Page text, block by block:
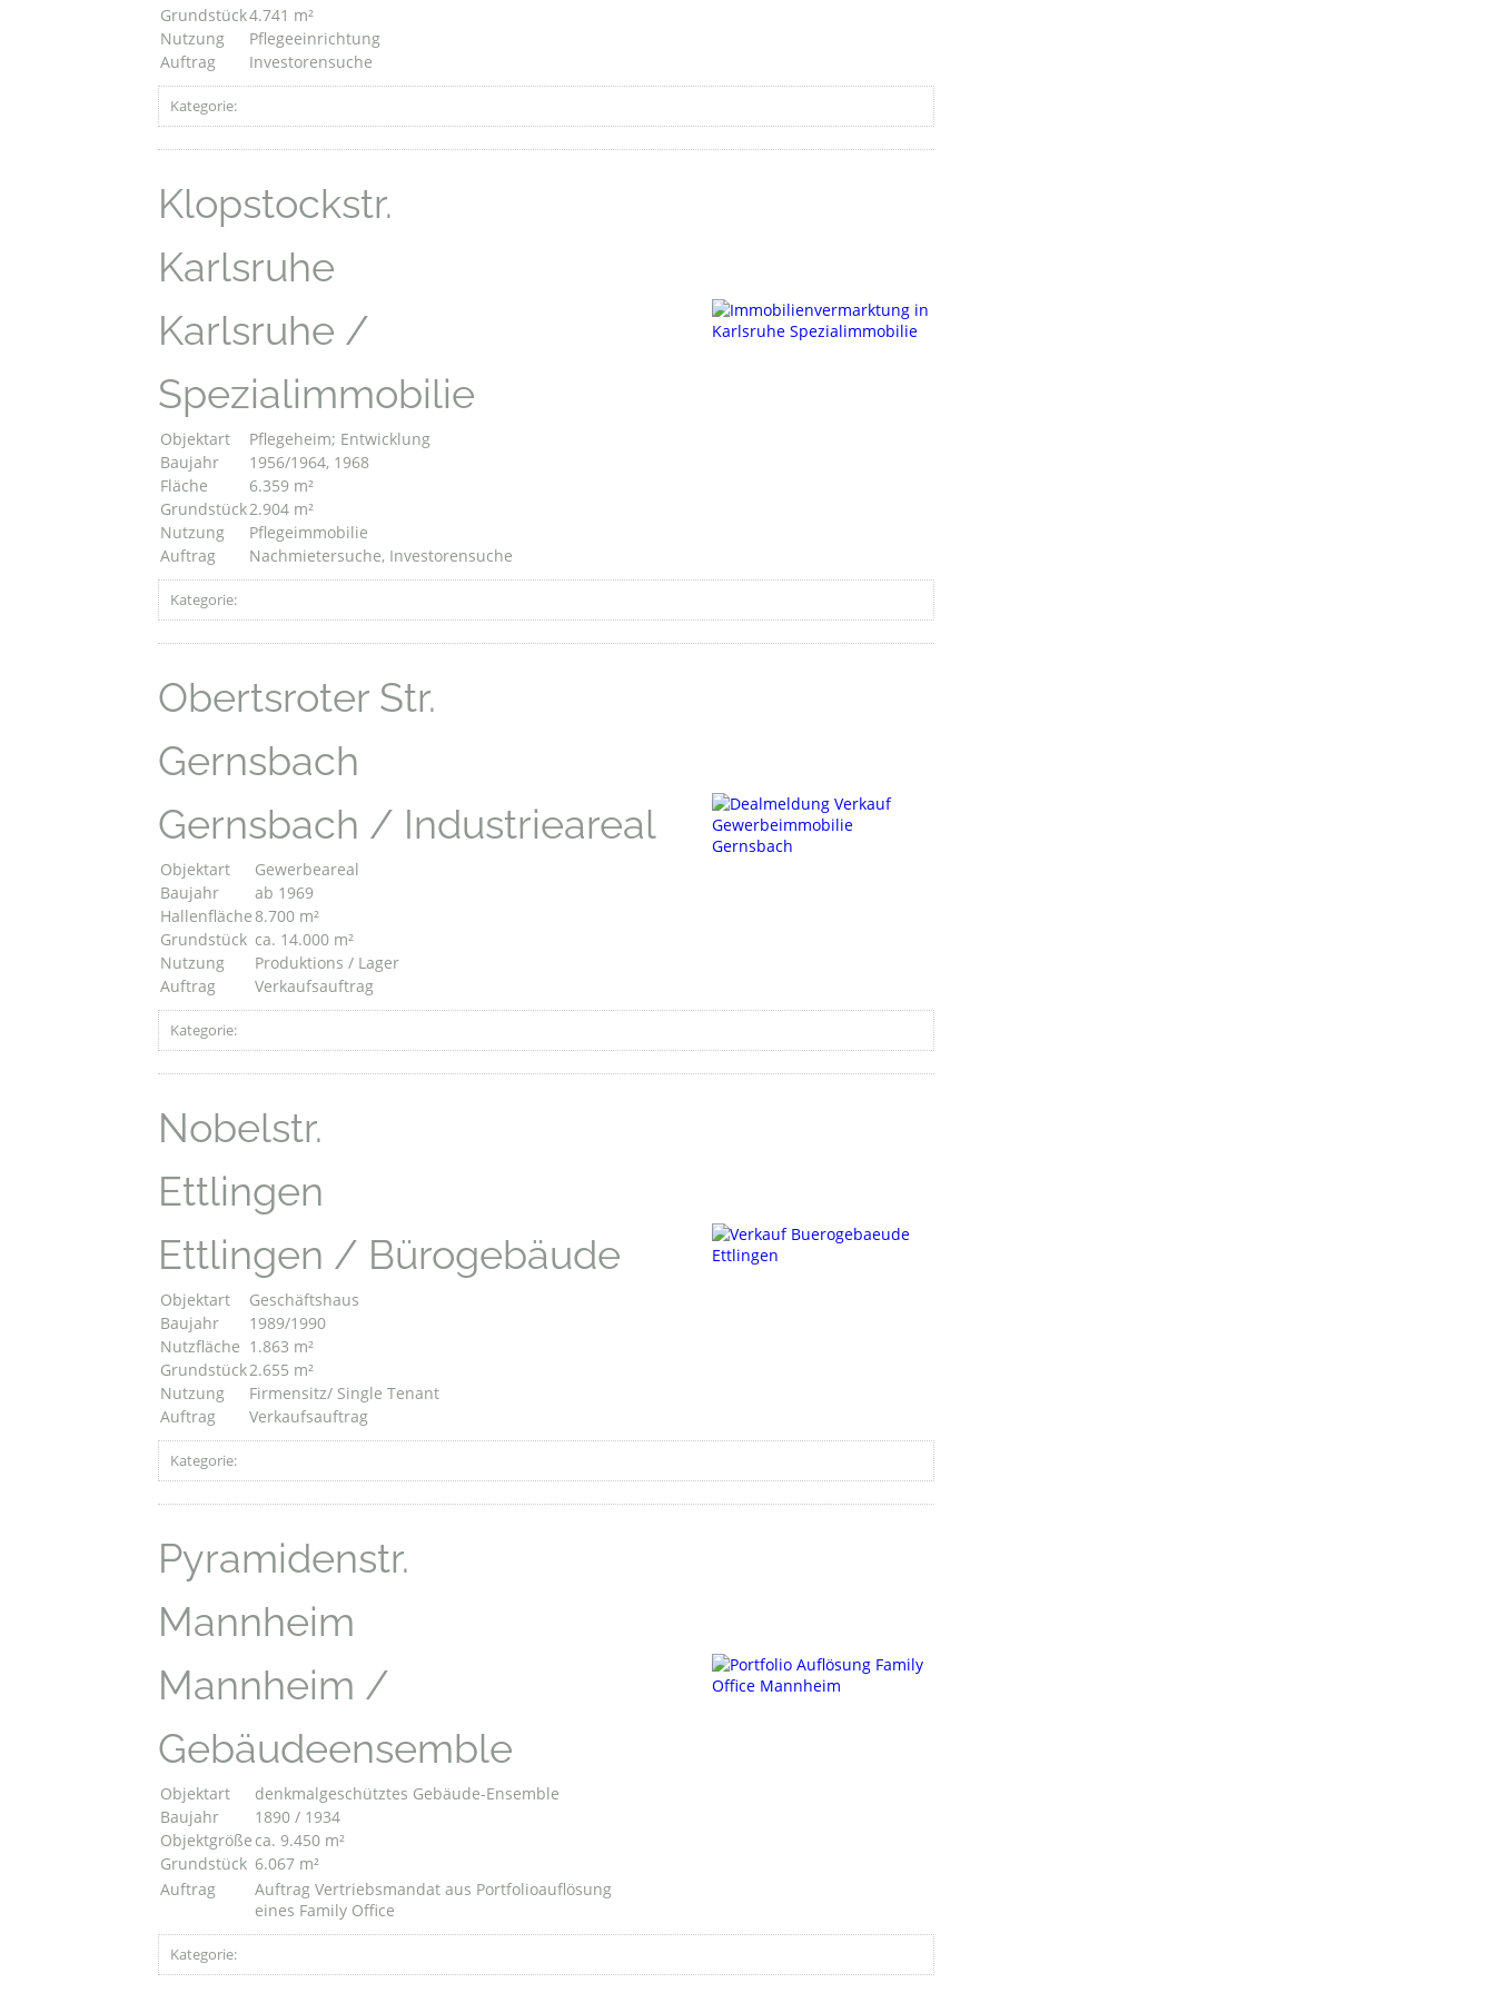
Grundstück4.741 m²
Nutzung
Pflegeeinrichtung
Auftrag
Investorensuche
Kategorie:
Klopstockstr.
Karlsruhe
Karlsruhe /
Spezialimmobilie
Objektart
Pflegeheim; Entwicklung
Baujahr
1956/1964, 1968
Fläche
6.359 m²
Grundstück2.904 m²
Nutzung
Pflegeimmobilie
Auftrag
Nachmietersuche, Investorensuche
Kategorie:
Obertsroter Str.
Gernsbach
Gernsbach / Industrieareal
Objektart
Gewerbeareal
Baujahr
ab 1969
Hallenfläche8.700 m²
Grundstück ca. 14.000 m²
Nutzung
Produktions / Lager
Auftrag
Verkaufsauftrag
Kategorie:
Nobelstr.
Ettlingen
Ettlingen / Bürogebäude
Objektart
Geschäftshaus
Baujahr
1989/1990
Nutzfläche 1.863 m²
Grundstück2.655 m²
Nutzung
Firmensitz/ Single Tenant
Auftrag
Verkaufsauftrag
Kategorie:
Pyramidenstr.
Mannheim
Mannheim /
Gebäudeensemble
Objektart
denkmalgeschütztes Gebäude-Ensemble
Baujahr
1890 / 1934
Objektgröße ca. 9.450 m²
Grundstück 6.067 m²
Auftrag
Auftrag Vertriebsmandat aus Portfolioauflösung
eines Family Office
Kategorie: